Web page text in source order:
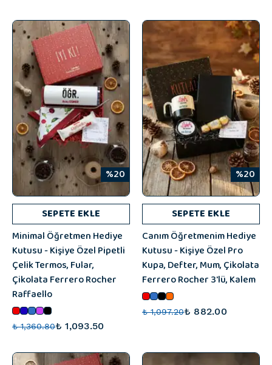
%20
SEPETE EKLE
Minimal Öğretmen Hediye
Kutusu - Kişiye Özel Pipetli
Çelik Termos, Fular,
Çikolata Ferrero Rocher
Raffaello
₺ 1,360.80₺ 1,093.50
%20
SEPETE EKLE
Canım Öğretmenim Hediye
Kutusu - Kişiye Özel Pro
Kupa, Defter, Mum, Çikolata
Ferrero Rocher 3'lü, Kalem
₺ 1,097.20₺ 882.00